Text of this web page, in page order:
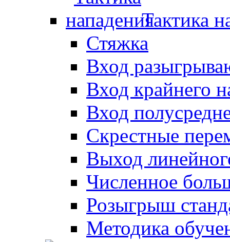
Тактика
Стяжка
Вход
Вход крайнего
Вход
Скрестные
Выход
Численное
Розыгрыш
Методика